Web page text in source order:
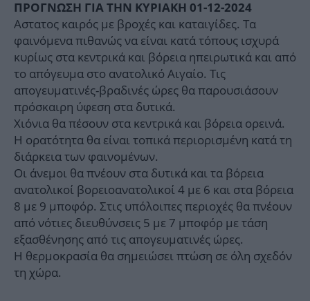
ΠΡΟΓΝΩΣΗ ΓΙΑ ΤΗΝ ΚΥΡΙΑΚΗ 01-12-2024
Αστατος καιρός με βροχές και καταιγίδες. Τα
φαινόμενα πιθανώς να είναι κατά τόπους ισχυρά
κυρίως στα κεντρικά και βόρεια ηπειρωτικά και από
το απόγευμα στο ανατολικό Αιγαίο. Τις
απογευματινές-βραδινές ώρες θα παρουσιάσουν
πρόσκαιρη ύφεση στα δυτικά.
Χιόνια θα πέσουν στα κεντρικά και βόρεια ορεινά.
Η ορατότητα θα είναι τοπικά περιορισμένη κατά τη
διάρκεια των φαινομένων.
Οι άνεμοι θα πνέουν στα δυτικά και τα βόρεια
ανατολικοί βορειοανατολικοί 4 με 6 και στα βόρεια
8 με 9 μποφόρ. Στις υπόλοιπες περιοχές θα πνέουν
από νότιες διευθύνσεις 5 με 7 μποφόρ με τάση
εξασθένησης από τις απογευματινές ώρες.
Η θερμοκρασία θα σημειώσει πτώση σε όλη σχεδόν
τη χώρα.